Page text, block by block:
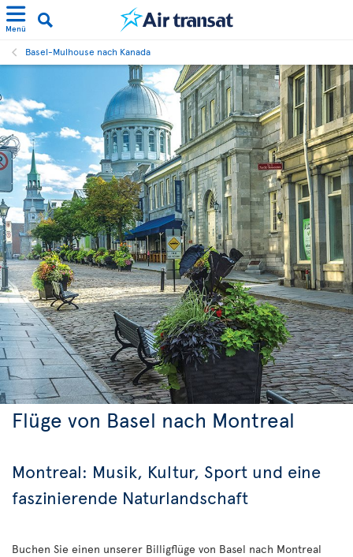
Menü
Basel-Mulhouse nach Kanada
Flüge von Basel nach Montreal
Montreal: Musik, Kultur, Sport und eine
faszinierende Naturlandschaft
Buchen Sie einen unserer Billigflüge von Basel nach Montreal